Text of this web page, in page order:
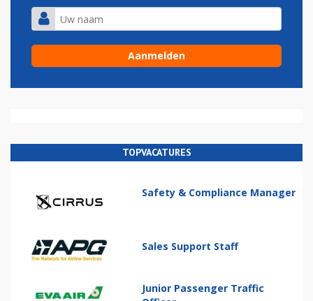
TOPVACATURES
Safety & Compliance Manager
Sales Support Staff
Junior Passenger Traffic